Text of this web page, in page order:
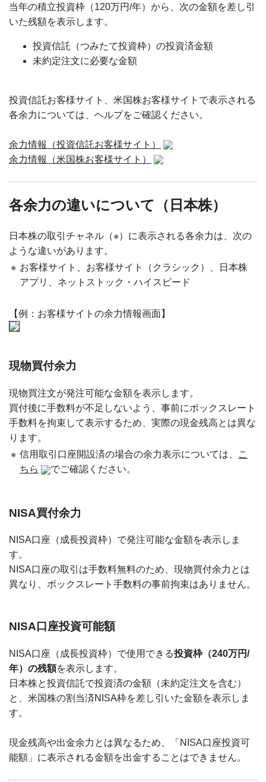
当年の積立投資枠（120万円/年）から、次の金額を差し引
いた残額を表示します。
投資信託（つみたて投資枠）の投資済金額
未約定注文に必要な金額
投資信託お客様サイト、米国株お客様サイトで表示される
各余力については、ヘルプをご確認ください。
余力情報（投資信託お客様サイト）
余力情報（米国株お客様サイト）
各余力の違いについて（日本株）
日本株の取引チャネル（※）に表示される各余力は、次の
ような違いがあります。
※ お客様サイト、お客様サイト（クラシック）、日本株
アプリ、ネットストック・ハイスピード
【例：お客様サイトの余力情報画面】
現物買付余力
現物買注文が発注可能な金額を表示します。
買付後に手数料が不足しないよう、事前にボックスレート
手数料を拘束して表示するため、実際の現金残高とは異な
ります。
※ 信用取引口座開設済の場合の余力表示については、
こ
ちら
でご確認ください。
NISA買付余力
NISA口座（成長投資枠）で発注可能な金額を表示しま
す。
NISA口座の取引は手数料無料のため、現物買付余力とは
異なり、ボックスレート手数料の事前拘束はありません。
NISA口座投資可能額
NISA口座（成長投資枠）で使用できる投資枠（240万円/
年）の残額を表示します。
日本株と投資信託で投資済の金額（未約定注文を含む）
と、米国株の割当済NISA枠を差し引いた金額を表示しま
す。
現金残高や出金余力とは異なるため、「NISA口座投資可
能額」に表示される金額を出金することはできません。